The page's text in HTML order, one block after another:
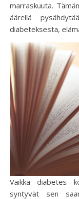
marraskuuta.
äärellä
diabeteksesta,
Vaikka diabetes
syntyvät sen